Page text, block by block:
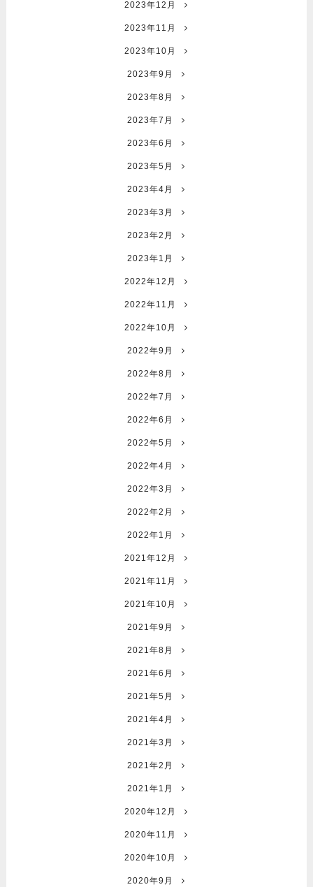
2023年12月
2023年11月
2023年10月
2023年9月
2023年8月
2023年7月
2023年6月
2023年5月
2023年4月
2023年3月
2023年2月
2023年1月
2022年12月
2022年11月
2022年10月
2022年9月
2022年8月
2022年7月
2022年6月
2022年5月
2022年4月
2022年3月
2022年2月
2022年1月
2021年12月
2021年11月
2021年10月
2021年9月
2021年8月
2021年6月
2021年5月
2021年4月
2021年3月
2021年2月
2021年1月
2020年12月
2020年11月
2020年10月
2020年9月